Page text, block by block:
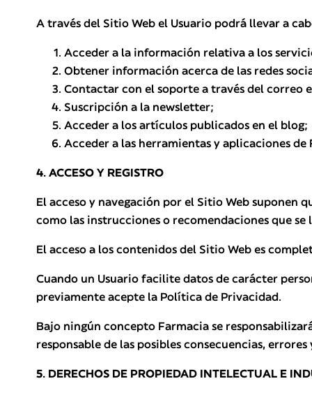
A través del Sitio Web el Usuario podrá llevar a
Acceder a la información relativa a los
Obtener información acerca de las redes
Contactar con el soporte a través del correo
Suscripción a la newsletter;
Acceder a los artículos publicados en el blog;
Acceder a las herramientas y aplicaciones de
4. ACCESO Y REGISTRO
El acceso y navegación por el Sitio Web suponen
como las instrucciones o recomendaciones que
El acceso a los contenidos del Sitio Web es
Cuando un Usuario facilite datos de carácter
previamente acepte la Política de Privacidad.
Bajo ningún concepto Farmacia se
responsable de las posibles consecuencias,
5. DERECHOS DE PROPIEDAD INTELECTUAL E